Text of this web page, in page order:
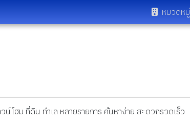
หมวดหมู่
น์โฮม ที่ดิน ทำเล หลายรายการ ค้นหาง่าย สะดวกรวดเร็ว